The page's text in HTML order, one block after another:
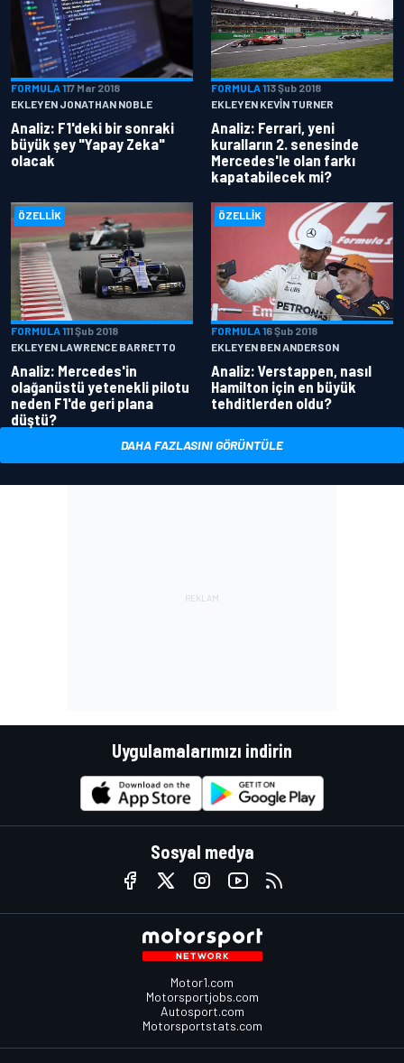
FORMULA 117 Mar 2018
EKLEYEN JONATHAN NOBLE
Analiz: F1'deki bir sonraki
büyük şey "Yapay Zeka"
olacak
FORMULA 113 Şub 2018
EKLEYEN KEVIN TURNER
Analiz: Ferrari, yeni
kuralların 2. senesinde
Mercedes'le olan farkı
kapatabilecek mi?
ÖZELLIK
FORMULA 111 Şub 2018
EKLEYEN LAWRENCE BARRETTO
Analiz: Mercedes'in
olağanüstü yetenekli pilotu
neden F1'de geri plana
düştü?
ÖZELLIK
FORMULA 16 Şub 2018
EKLEYEN BEN ANDERSON
Analiz: Verstappen, nasıl
Hamilton için en büyük
tehditlerden oldu?
DAHA FAZLASINI GÖRÜNTÜLE
Uygulamalarımızı indirin
Sosyal medya
Motor1.com
Motorsportjobs.com
Autosport.com
Motorsportstats.com